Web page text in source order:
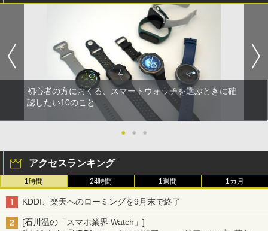
初心者の方におくる、スマートウォッチを選ぶときに確
認したい10のこと
● ● ●
アクセスランキング
1時間 24時間 1週間 1カ月
KDDI、楽天へのローミングを9月末で終了
[石川温の「スマホ業界 Watch」]